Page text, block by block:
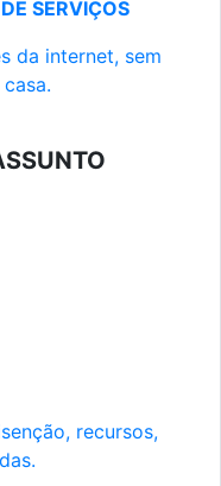
SERVIÇOS
da internet, sem
recursos,